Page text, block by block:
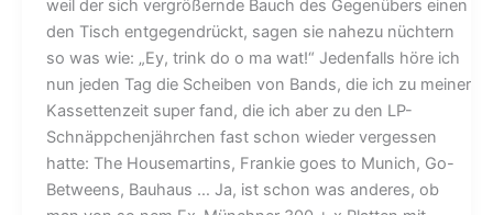
weil der sich vergrößernde Bauch des Gegenübers einen
den Tisch entgegendrückt, sagen sie nahezu nüchtern
so was wie: „Ey, trink do o ma wat!“ Jedenfalls höre ich
nun jeden Tag die Scheiben von Bands, die ich zu meiner
Kassettenzeit super fand, die ich aber zu den LP-
Schnäppchenjährchen fast schon wieder vergessen
hatte: The Housemartins, Frankie goes to Munich, Go-
Betweens, Bauhaus … Ja, ist schon was anderes, ob